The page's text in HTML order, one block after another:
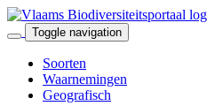
Toggle navigation
Soorten
Waarnemingen
Geografisch